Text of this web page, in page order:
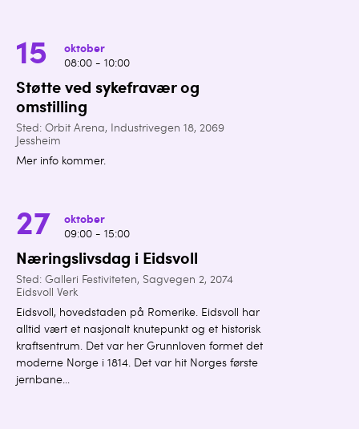
15
oktober
08:00 - 10:00
Støtte ved sykefravær og
omstilling
Sted: Orbit Arena, Industrivegen 18, 2069
Jessheim
Mer info kommer.
27
oktober
09:00 - 15:00
Næringslivsdag i Eidsvoll
Sted: Galleri Festiviteten, Sagvegen 2, 2074
Eidsvoll Verk
Eidsvoll, hovedstaden på Romerike. Eidsvoll har
alltid vært et nasjonalt knutepunkt og et historisk
kraftsentrum. Det var her Grunnloven formet det
moderne Norge i 1814. Det var hit Norges første
jernbane...